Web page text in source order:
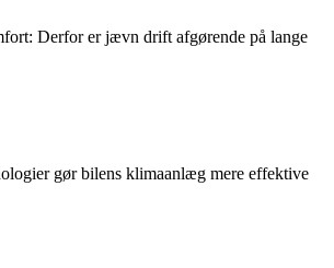
Derfor er jævn drift afgørende på lange
gør bilens klimaanlæg mere effektive